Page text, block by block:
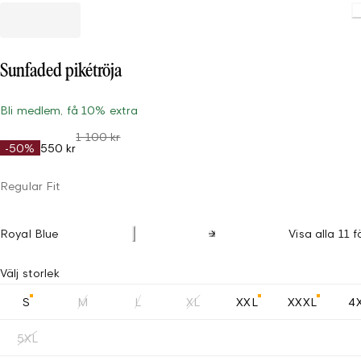
Sunfaded pikétröja
Bli medlem, få 10% extra
-50% 550 kr
1 100 kr
Regular Fit
Royal Blue Visa alla 11
Välj storlek
S M L XL XXL XXXL
5XL